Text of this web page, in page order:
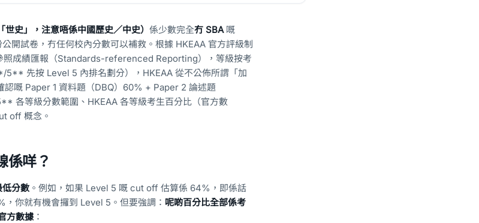
史」，注意唔係中國歷史／中史） 係少數完全冇 SBA嘅
開試卷，冇任何校內分數可以補救。根據 HKEAA 官方評級制
照成績匯報（Standards-referenced Reporting），等級按考
5** 先按 Level 5 內排名劃分），HKEAA 從不公佈所謂「加
嘅 Paper 1 資料題（DBQ）60% + Paper 2 論述題
各等級分數範圍、HKEAA 各等級考生百分比（官方數
off 概念。
係咩？
低分數 。例如，如果 Level 5 嘅 cut off 估算係 64%，即係話
你就有機會攞到 Level 5。但要強調： 呢啲百分比全部係考
方數據：